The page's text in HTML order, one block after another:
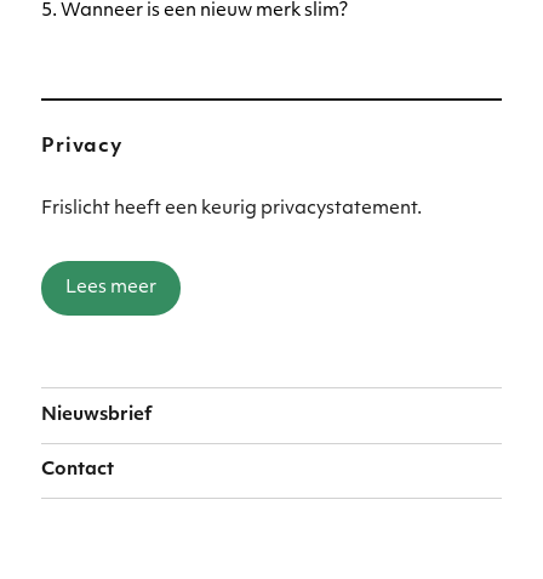
5. Wanneer is een nieuw merk slim?
Privacy
Frislicht heeft een keurig privacystatement.
Lees meer
Nieuwsbrief
Contact